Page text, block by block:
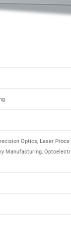
Optics, Laser Proce
Manufacturing, Optoelectr